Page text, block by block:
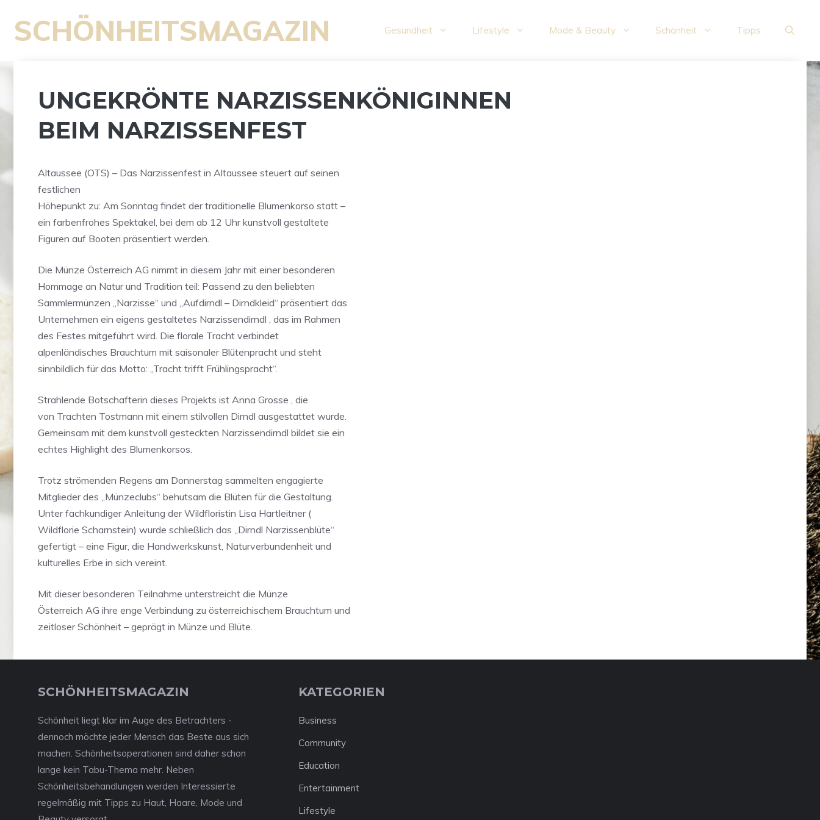
Inhalt
springen
SCHÖNHEITSMAGAZIN Gesundheit Lifestyle Mode & Beauty Schönheit Tipps
UNGEKRÖNTE NARZISSENKÖNIGINNEN
BEIM NARZISSENFEST
Altaussee (OTS) – Das Narzissenfest in Altaussee steuert auf seinen
festlichen
Höhepunkt zu: Am Sonntag findet der traditionelle Blumenkorso statt –
ein farbenfrohes Spektakel, bei dem ab 12 Uhr kunstvoll gestaltete
Figuren auf Booten präsentiert werden.
Die Münze Österreich AG nimmt in diesem Jahr mit einer besonderen
Hommage an Natur und Tradition teil: Passend zu den beliebten
Sammlermünzen „Narzisse“ und „Aufdirndl – Dirndkleid“ präsentiert das
Unternehmen ein eigens gestaltetes Narzissendirndl , das im Rahmen
des Festes mitgeführt wird. Die florale Tracht verbindet
alpenländisches Brauchtum mit saisonaler Blütenpracht und steht
sinnbildlich für das Motto: „Tracht trifft Frühlingspracht“.
Strahlende Botschafterin dieses Projekts ist Anna Grosse , die
von Trachten Tostmann mit einem stilvollen Dirndl ausgestattet wurde.
Gemeinsam mit dem kunstvoll gesteckten Narzissendirndl bildet sie ein
echtes Highlight des Blumenkorsos.
Trotz strömenden Regens am Donnerstag sammelten engagierte
Mitglieder des „Münzeclubs“ behutsam die Blüten für die Gestaltung.
Unter fachkundiger Anleitung der Wildfloristin Lisa Hartleitner (
Wildflorie Scharnstein) wurde schließlich das „Dirndl Narzissenblüte“
gefertigt – eine Figur, die Handwerkskunst, Naturverbundenheit und
kulturelles Erbe in sich vereint.
Mit dieser besonderen Teilnahme unterstreicht die Münze
Österreich AG ihre enge Verbindung zu österreichischem Brauchtum und
zeitloser Schönheit – geprägt in Münze und Blüte.
SCHÖNHEITSMAGAZIN
Schönheit liegt klar im Auge des Betrachters -
dennoch möchte jeder Mensch das Beste aus sich
machen. Schönheitsoperationen sind daher schon
lange kein Tabu-Thema mehr. Neben
Schönheitsbehandlungen werden Interessierte
regelmäßig mit Tipps zu Haut, Haare, Mode und
KATEGORIEN
Business
Community
Education
Entertainment
Lifestyle